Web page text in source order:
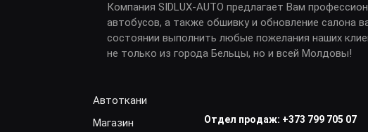
Компания SIDLUX-AUTO предлагает Вам
автобусов, а также обшивку и обновление салона
состоянии выполнить любые пожелания наших
не только из города Бельцы, но и всей Молдовы!
Автоткани
Магазин
Отдел продаж: +373 799 705 07